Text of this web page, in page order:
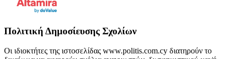
Πολιτική Δημοσίευσης Σχολίων
Οι ιδιοκτήτες της ιστοσελίδας www.politis.com.cy διατηρούν το